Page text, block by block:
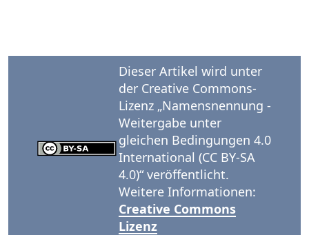
Dieser Artikel wird unter
der Creative Commons-
Lizenz „Namensnennung -
Weitergabe unter
gleichen Bedingungen 4.0
International (CC BY-SA
4.0)“ veröffentlicht.
Weitere Informationen:
Creative Commons
Lizenz